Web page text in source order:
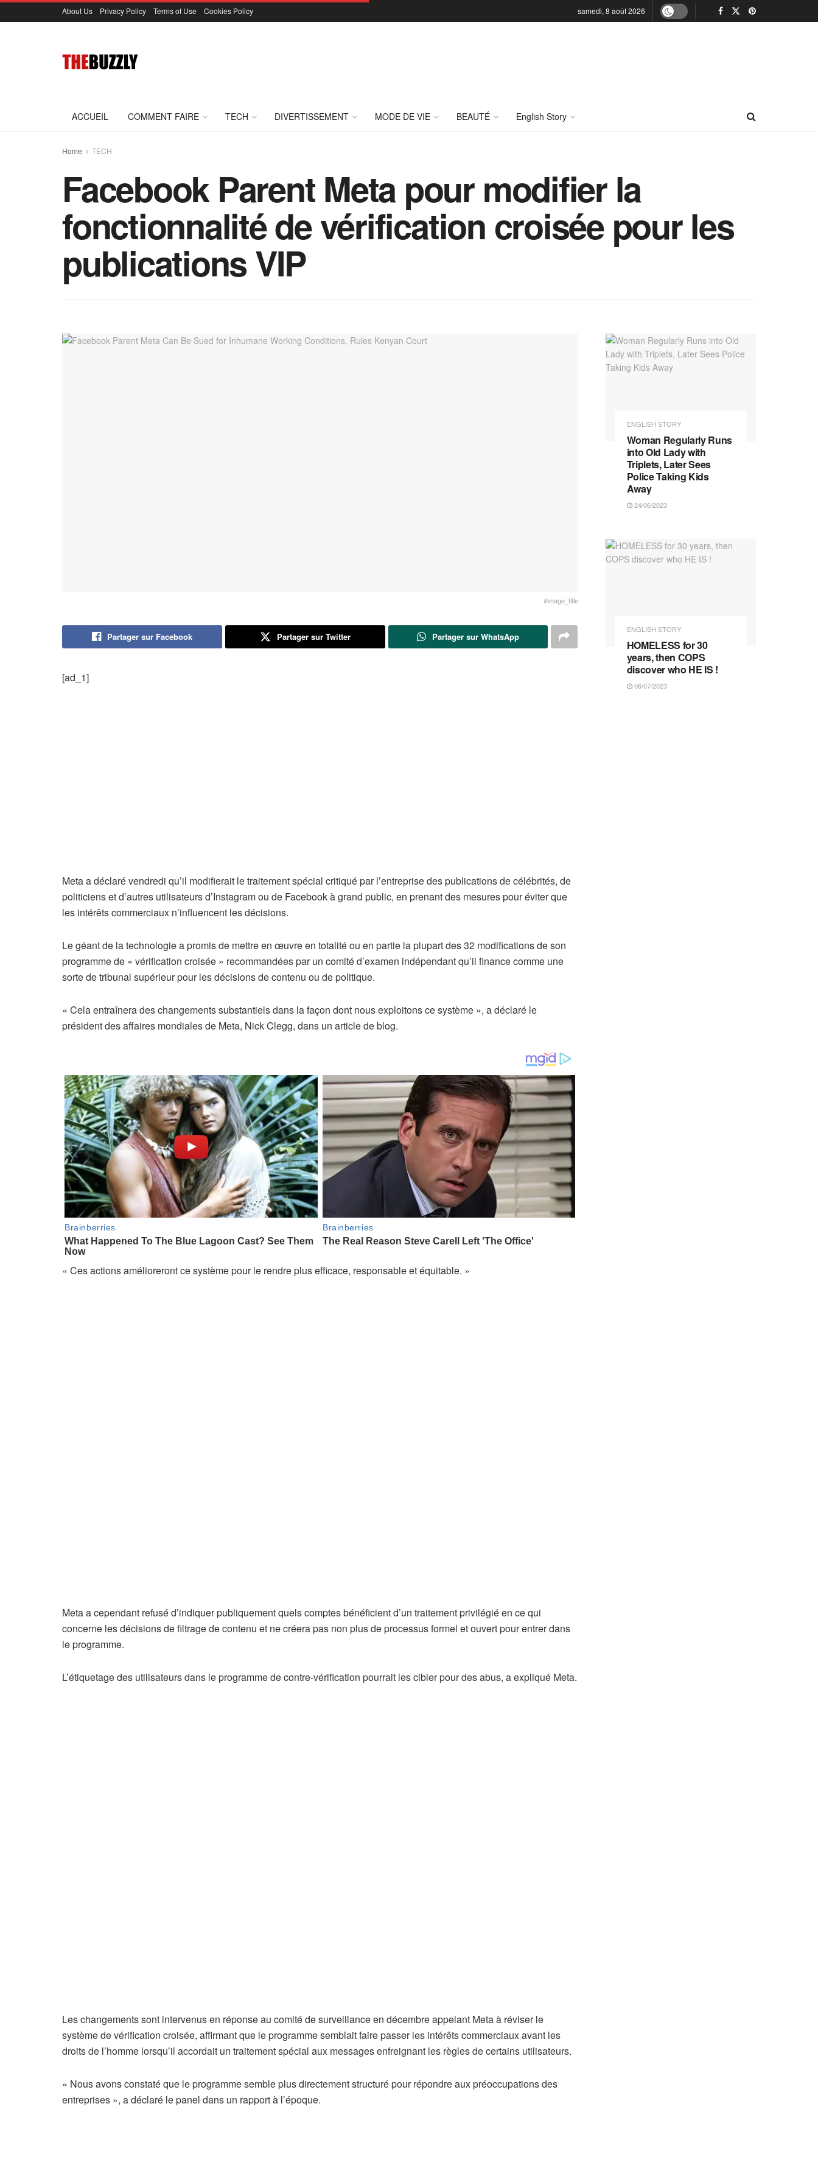
About Us Privacy Policy Terms of Use Cookies Policy samedi, 8 août 2026
ACCUEIL COMMENT FAIRE TECH DIVERTISSEMENT MODE DE VIE BEAUTÉ English Story
Home TECH
Facebook Parent Meta pour modifier la
fonctionnalité de vérification croisée pour les
publications VIP
#image_title
Partager sur Facebook Partager sur Twitter Partager sur WhatsApp
[ad_1]
Meta a déclaré vendredi qu’il modifierait le traitement spécial critiqué par l’entreprise des publications de célébrités, de
politiciens et d’autres utilisateurs d’Instagram ou de Facebook à grand public, en prenant des mesures pour éviter que
les intérêts commerciaux n’influencent les décisions.
Le géant de la technologie a promis de mettre en œuvre en totalité ou en partie la plupart des 32 modifications de son
programme de « vérification croisée » recommandées par un comité d’examen indépendant qu’il finance comme une
sorte de tribunal supérieur pour les décisions de contenu ou de politique.
« Cela entraînera des changements substantiels dans la façon dont nous exploitons ce système », a déclaré le
président des affaires mondiales de Meta, Nick Clegg, dans un article de blog.
« Ces actions amélioreront ce système pour le rendre plus efficace, responsable et équitable. »
Meta a cependant refusé d’indiquer publiquement quels comptes bénéficient d’un traitement privilégié en ce qui
concerne les décisions de filtrage de contenu et ne créera pas non plus de processus formel et ouvert pour entrer dans
le programme.
L’étiquetage des utilisateurs dans le programme de contre-vérification pourrait les cibler pour des abus, a expliqué Meta.
Les changements sont intervenus en réponse au comité de surveillance en décembre appelant Meta à réviser le
système de vérification croisée, affirmant que le programme semblait faire passer les intérêts commerciaux avant les
droits de l’homme lorsqu’il accordait un traitement spécial aux messages enfreignant les règles de certains utilisateurs.
« Nous avons constaté que le programme semble plus directement structuré pour répondre aux préoccupations des
entreprises », a déclaré le panel dans un rapport à l’époque.
ENGLISH STORY
Woman Regularly Runs
into Old Lady with
Triplets, Later Sees
Police Taking Kids
Away
24/06/2023
ENGLISH STORY
HOMELESS for 30
years, then COPS
discover who HE IS !
06/07/2023